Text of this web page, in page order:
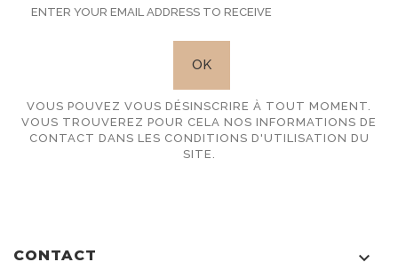
VOUS POUVEZ VOUS DÉSINSCRIRE À TOUT MOMENT.
VOUS TROUVEREZ POUR CELA NOS INFORMATIONS DE
CONTACT DANS LES CONDITIONS D'UTILISATION DU
SITE.
CONTACT 